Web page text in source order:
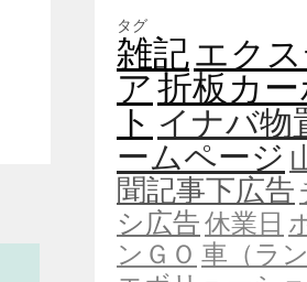
タグ
雑記エクス
ア折板カー
ト イナバ物
ームページ
聞記事下広告
シ広告休業日
ンＧＯ 車（ラ